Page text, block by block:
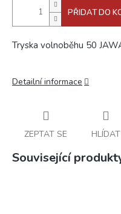
PŘIDAT DO
Tryska volnoběhu 50
Detailní informace
ZEPTAT SE HLÍDAT
Související